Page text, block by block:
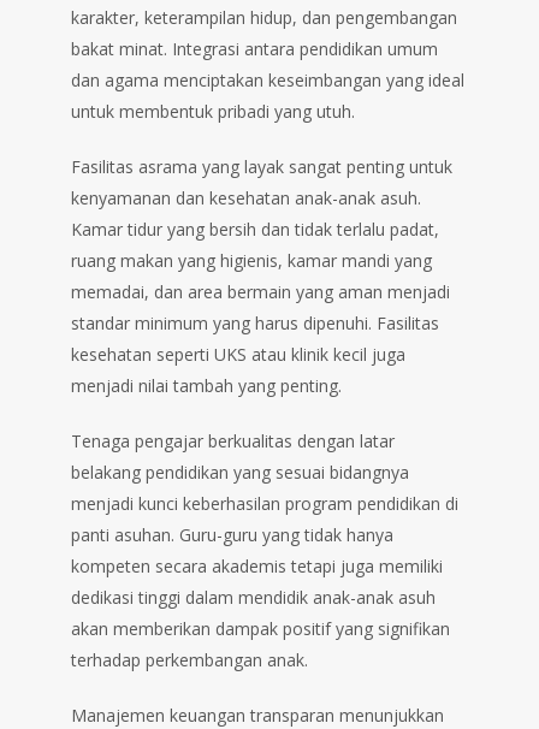
karakter, keterampilan hidup, dan pengembangan
bakat minat. Integrasi antara pendidikan umum
dan agama menciptakan keseimbangan yang ideal
untuk membentuk pribadi yang utuh.
Fasilitas asrama yang layak sangat penting untuk
kenyamanan dan kesehatan anak-anak asuh.
Kamar tidur yang bersih dan tidak terlalu padat,
ruang makan yang higienis, kamar mandi yang
memadai, dan area bermain yang aman menjadi
standar minimum yang harus dipenuhi. Fasilitas
kesehatan seperti UKS atau klinik kecil juga
menjadi nilai tambah yang penting.
Tenaga pengajar berkualitas dengan latar
belakang pendidikan yang sesuai bidangnya
menjadi kunci keberhasilan program pendidikan di
panti asuhan. Guru-guru yang tidak hanya
kompeten secara akademis tetapi juga memiliki
dedikasi tinggi dalam mendidik anak-anak asuh
akan memberikan dampak positif yang signifikan
terhadap perkembangan anak.
Manajemen keuangan transparan menunjukkan